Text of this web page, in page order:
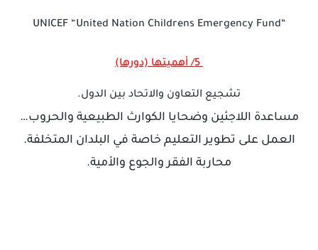
“UNICEF “United Nation Childrens Emergency Fund
5/ أهميتها (دورها)
تشجيع التعاون والاتحاد بين الدول.
مساعدة اللاجئين وضحايا الكوارث الطبيعية والحروب…
العمل على تطوير التعليم خاصة في البلدان المتخلفة.
محاربة الفقر والجوع والأمية.